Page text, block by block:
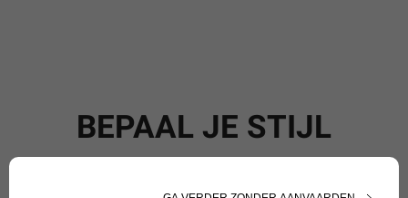
BEPAAL JE STIJL